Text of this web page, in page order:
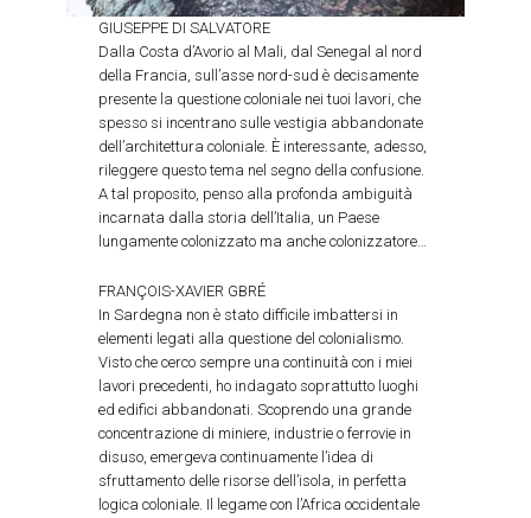
GIUSEPPE DI SALVATORE
Dalla Costa d’Avorio al Mali, dal Senegal al nord
della Francia, sull’asse nord-sud è decisamente
presente la questione coloniale nei tuoi lavori, che
spesso si incentrano sulle vestigia abbandonate
dell’architettura coloniale. È interessante, adesso,
rileggere questo tema nel segno della confusione.
A tal proposito, penso alla profonda ambiguità
incarnata dalla storia dell’Italia, un Paese
lungamente colonizzato ma anche colonizzatore…
FRANÇOIS-XAVIER GBRÉ
In Sardegna non è stato difficile imbattersi in
elementi legati alla questione del colonialismo.
Visto che cerco sempre una continuità con i miei
lavori precedenti, ho indagato soprattutto luoghi
ed edifici abbandonati. Scoprendo una grande
concentrazione di miniere, industrie o ferrovie in
disuso, emergeva continuamente l’idea di
sfruttamento delle risorse dell’isola, in perfetta
logica coloniale. Il legame con l’Africa occidentale